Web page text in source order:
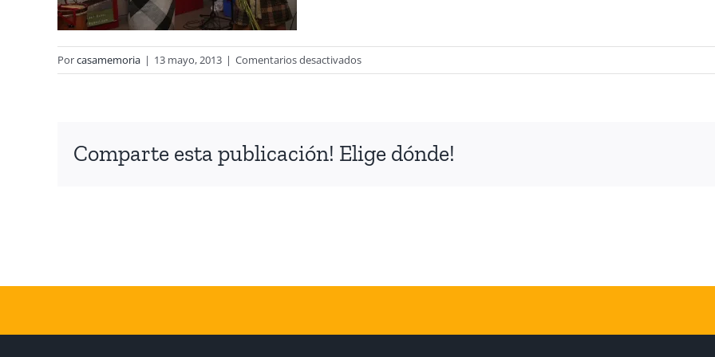
Porcasamemoria | 13 mayo, 2013 | Comentarios desactivadosen
44
Comparte esta publicación! Elige dónde!